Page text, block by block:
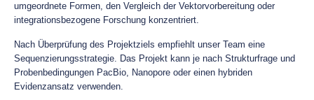
umgeordnete Formen, den Vergleich der Vektorvorbereitung oder
integrationsbezogene Forschung konzentriert.
Nach Überprüfung des Projektziels empfiehlt unser Team eine
Sequenzierungsstrategie. Das Projekt kann je nach Strukturfrage und
Probenbedingungen PacBio, Nanopore oder einen hybriden
Evidenzansatz verwenden.